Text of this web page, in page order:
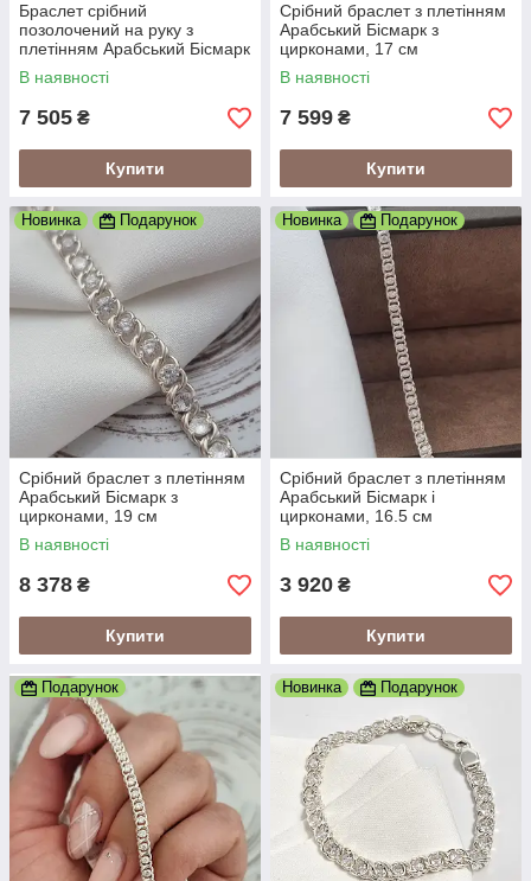
Браслет срібний
позолочений на руку з
плетінням Арабський Бісмарк
і фіанітами
В наявності
7 505 ₴
Купити
Срібний браслет з плетінням
Арабський Бісмарк з
цирконами, 17 см
В наявності
7 599 ₴
Купити
Новинка Подарунок
Срібний браслет з плетінням
Арабський Бісмарк з
цирконами, 19 см
В наявності
8 378 ₴
Купити
Новинка Подарунок
Срібний браслет з плетінням
Арабський Бісмарк і
цирконами, 16.5 см
В наявності
3 920 ₴
Купити
Подарунок Новинка Подарунок